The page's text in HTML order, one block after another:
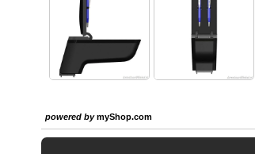
powered bymyShop.com